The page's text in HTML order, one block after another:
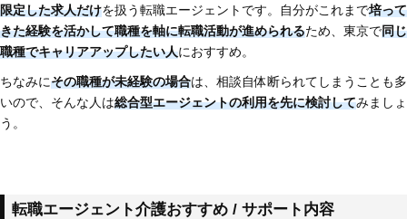
限定した求人だけを扱う転職エージェントです。自分がこれまで培って
きた経験を活かして職種を軸に転職活動が進められるため、東京で同じ
職種でキャリアアップしたい人におすすめ。
ちなみにその職種が未経験の場合は、相談自体断られてしまうことも多
いので、そんな人は総合型エージェントの利用を先に検討してみましょ
う。
転職エージェント介護おすすめ / サポート内容